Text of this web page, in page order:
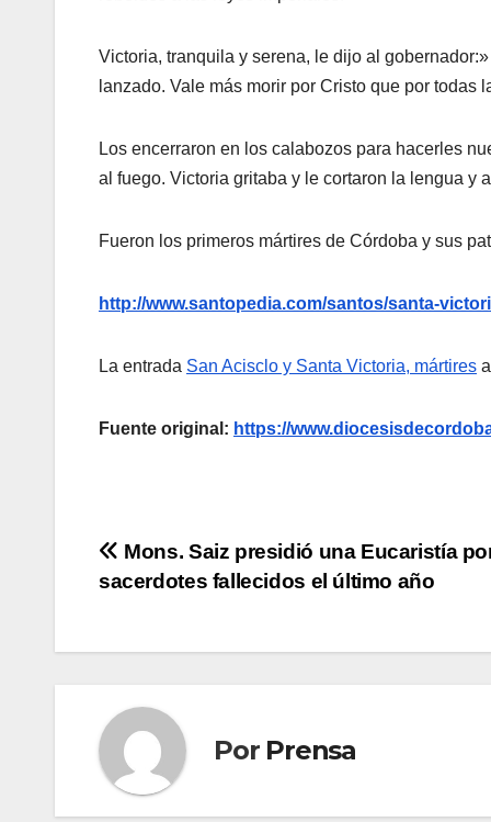
Victoria, tranquila y serena, le dijo al
lanzado. Vale más morir por Cristo que por todas
Los encerraron en los calabozos para hacerles
al fuego. Victoria gritaba y le cortaron la lengua y
Fueron los primeros mártires de Córdoba y sus
http://www.santopedia.com/santos/santa-
La entrada San Acisclo y Santa Victoria, mártires
Fuente original: https://
Navegación
entradas
Mons. Saiz presidió una Eucaristía
sacerdotes fallecidos el último año
Por Prensa